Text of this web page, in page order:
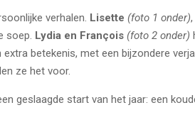
verhalen. Lisette (foto 1 onder)
soep. Lydia en François (foto 2 onder)
betekenis, met een bijzondere
ze het voor.
geslaagde start van het jaar: een